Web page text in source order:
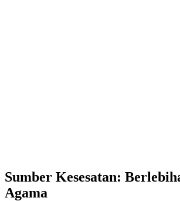
Sumber Kesesatan:
Agama